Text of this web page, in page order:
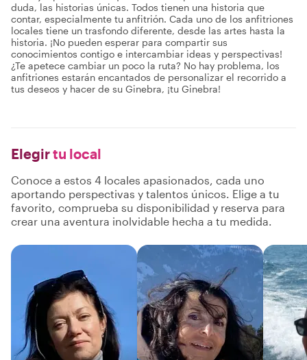
duda, las historias únicas. Todos tienen una historia que
contar, especialmente tu anfitrión. Cada uno de los anfitriones
locales tiene un trasfondo diferente, desde las artes hasta la
historia. ¡No pueden esperar para compartir sus
conocimientos contigo e intercambiar ideas y perspectivas!
¿Te apetece cambiar un poco la ruta? No hay problema, los
anfitriones estarán encantados de personalizar el recorrido a
tus deseos y hacer de su Ginebra, ¡tu Ginebra!
Elegirtu local
Conoce a estos 4 locales apasionados, cada uno
aportando perspectivas y talentos únicos. Elige a tu
favorito, comprueba su disponibilidad y reserva para
crear una aventura inolvidable hecha a tu medida.